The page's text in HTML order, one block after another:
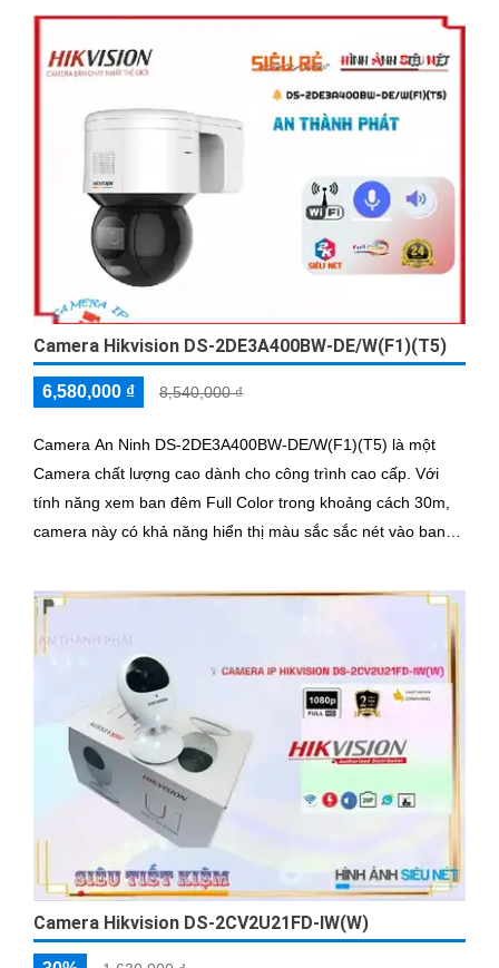
Camera Hikvision DS-2DE3A400BW-DE/W(F1)(T5)
6,580,000 ₫ 8,540,000 ₫
Camera An Ninh DS-2DE3A400BW-DE/W(F1)(T5) là một
Camera chất lượng cao dành cho công trình cao cấp. Với
tính năng xem ban đêm Full Color trong khoảng cách 30m,
camera này có khả năng hiển thị màu sắc sắc nét vào ban
Camera Hikvision DS-2CV2U21FD-IW(W)